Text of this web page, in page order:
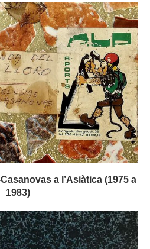
a l’Asiàtica (1975 a
1983)